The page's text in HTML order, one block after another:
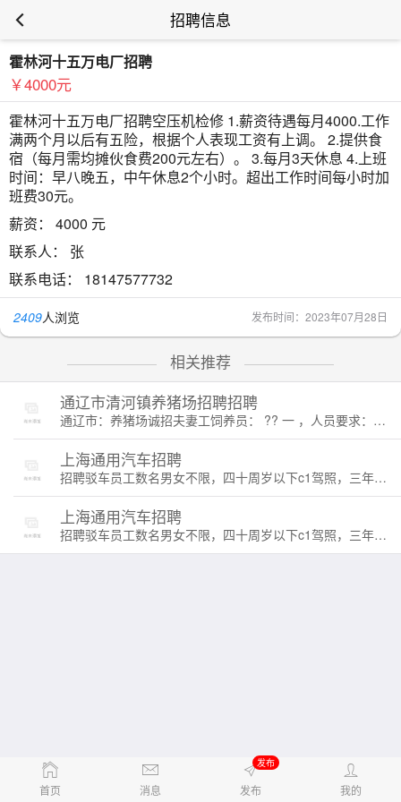
招聘信息
霍林河十五万电厂招聘
￥4000元
霍林河十五万电厂招聘空压机检修 1.薪资待遇每月4000.工作
满两个月以后有五险，根据个人表现工资有上调。 2.提供食
宿（每月需均摊伙食费200元左右）。 3.每月3天休息 4.上班
时间：早八晚五，中午休息2个小时。超出工作时间每小时加
班费30元。
薪资：
4000 元
联系人：
张
联系电话：
18147577732
2409人浏览 发布时间：2023年07月28日
相关推荐
通辽市清河镇养猪场招聘招聘
通辽市：养猪场诚招夫妻工饲养员： ?? 一 ，人员要求：招聘有工作经验夫妻工，会简单打针治疗，责任心强，无不良嗜好，身体健康，60周岁以下，服从工作安排。 二 ，要求常年驻场，无特殊情况不能离场。 三 ，夫妻年薪保底工资8万，会简单水电维修优先(薪资另算)，外加绩效提成，两人工作业绩突出成活率达95％以上奖励4000元。96％奖励4500元，97℅奖励5000元！肉料比2.75内的！ 四，供吃供住，轮流做饭，负责烧自己圈舍锅炉！。独立宿舍，有室内卫生间，有淋浴室、洗衣机，设施齐全。工作地点通辽市清河镇， 13947556556 18747867887
上海通用汽车招聘
招聘驳车员工数名男女不限，四十周岁以下c1驾照，三年以上驾龄要求安全行驶记录，无纹身单位提供酒店式宿舍供吃住。工地点：在上海
上海通用汽车招聘
招聘驳车员工数名男女不限，四十周岁以下c1驾照，三年以上驾龄要求安全行驶记录，无纹身单位提供酒店式宿舍供吃住。工地点：在上海
首页 消息
发布
发布 我的